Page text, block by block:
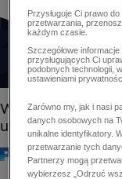
Przysługuje Ci prawo
przetwarzania,
każdym czasie.
Szczegółowe
przysługujących Ci
podobnych technologii,
ustawieniami
Zarówno my, jak i nasi
danych osobowych na
unikalne identyfikatory.
przetwarzanie tych
Partnerzy mogą
wybierzesz „Odrzuć